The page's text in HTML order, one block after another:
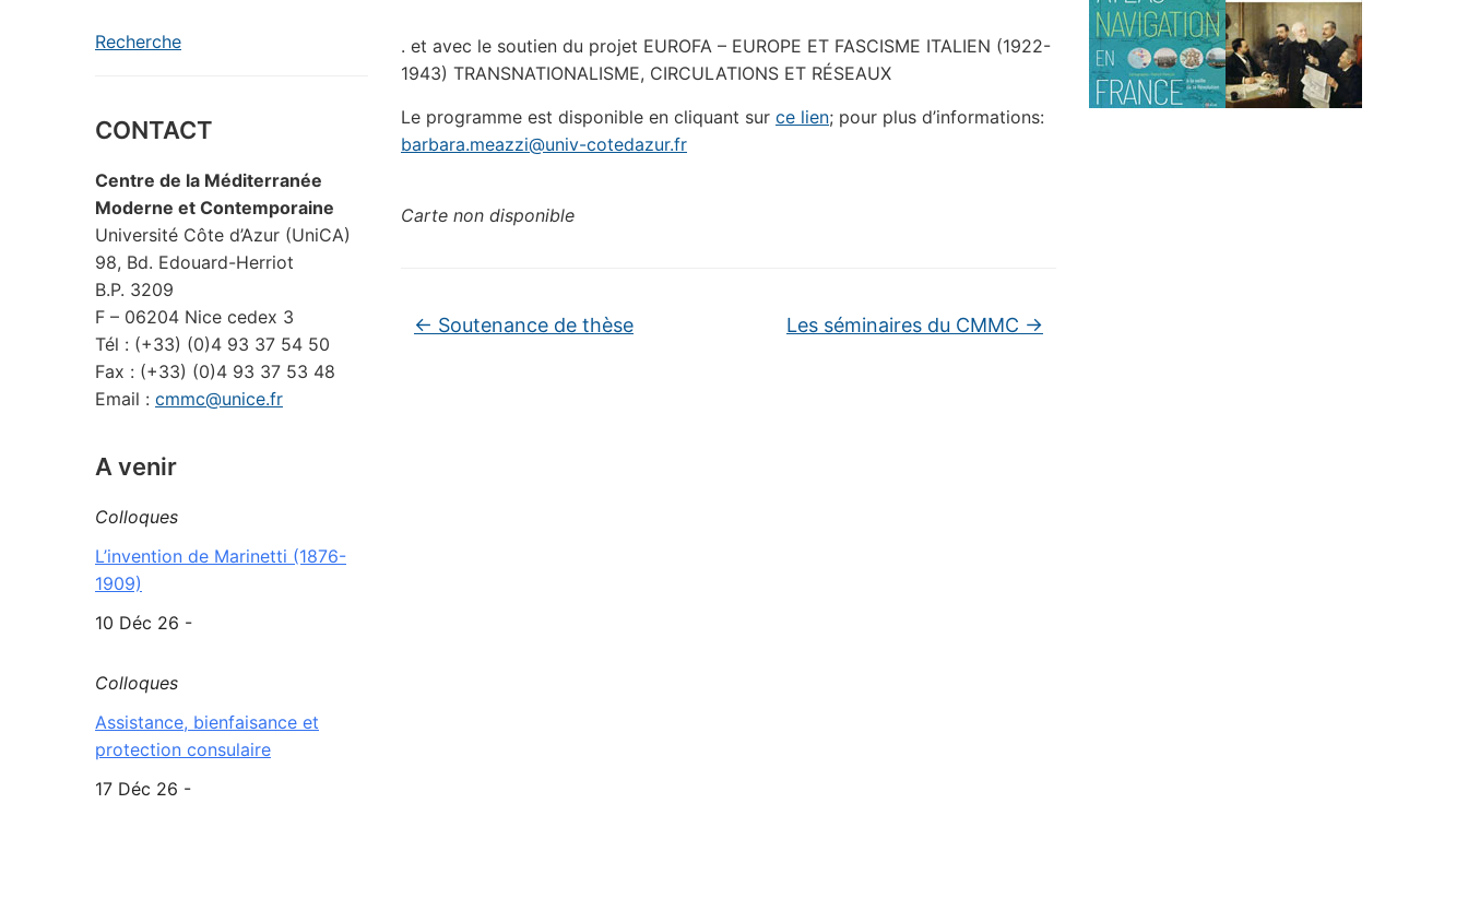
Recherche
CONTACT
Centre de la Méditerranée
Moderne et Contemporaine
Université Côte d’Azur (UniCA)
98, Bd. Edouard-Herriot
B.P. 3209
F – 06204 Nice cedex 3
Tél : (+33) (0)4 93 37 54 50
Fax : (+33) (0)4 93 37 53 48
Email : cmmc@unice.fr
A venir
Colloques
L’invention de Marinetti (1876-
1909)
10 Déc 26 -
Colloques
Assistance, bienfaisance et
protection consulaire
17 Déc 26 -
. et avec le soutien du projet EUROFA – EUROPE ET FASCISME ITALIEN (1922-
1943) TRANSNATIONALISME, CIRCULATIONS ET RÉSEAUX
Le programme est disponible en cliquant sur ce lien; pour plus d’informations:
barbara.meazzi@univ-cotedazur.fr
Carte non disponible
← Soutenance de thèse Les séminaires du CMMC →